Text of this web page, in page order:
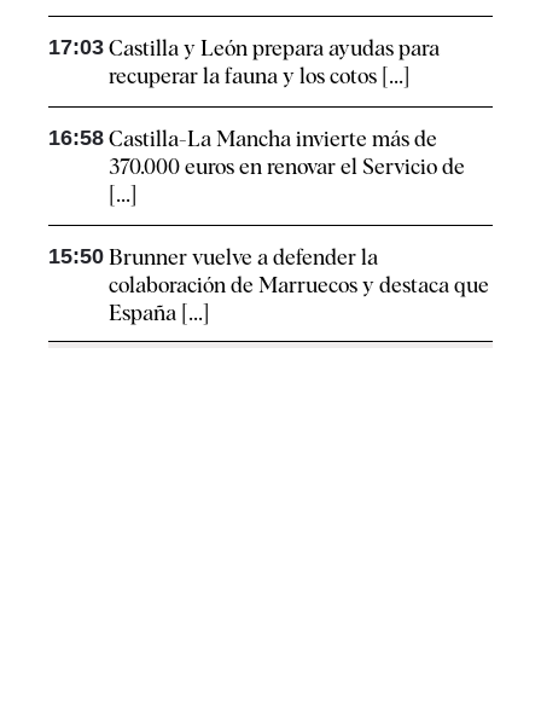
17:03 Castilla y León prepara ayudas para
recuperar la fauna y los cotos [...]
16:58 Castilla-La Mancha invierte más de
370.000 euros en renovar el Servicio de
[...]
15:50 Brunner vuelve a defender la
colaboración de Marruecos y destaca que
España [...]